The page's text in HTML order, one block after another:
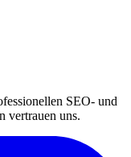
SEO- und
vertrauen uns.